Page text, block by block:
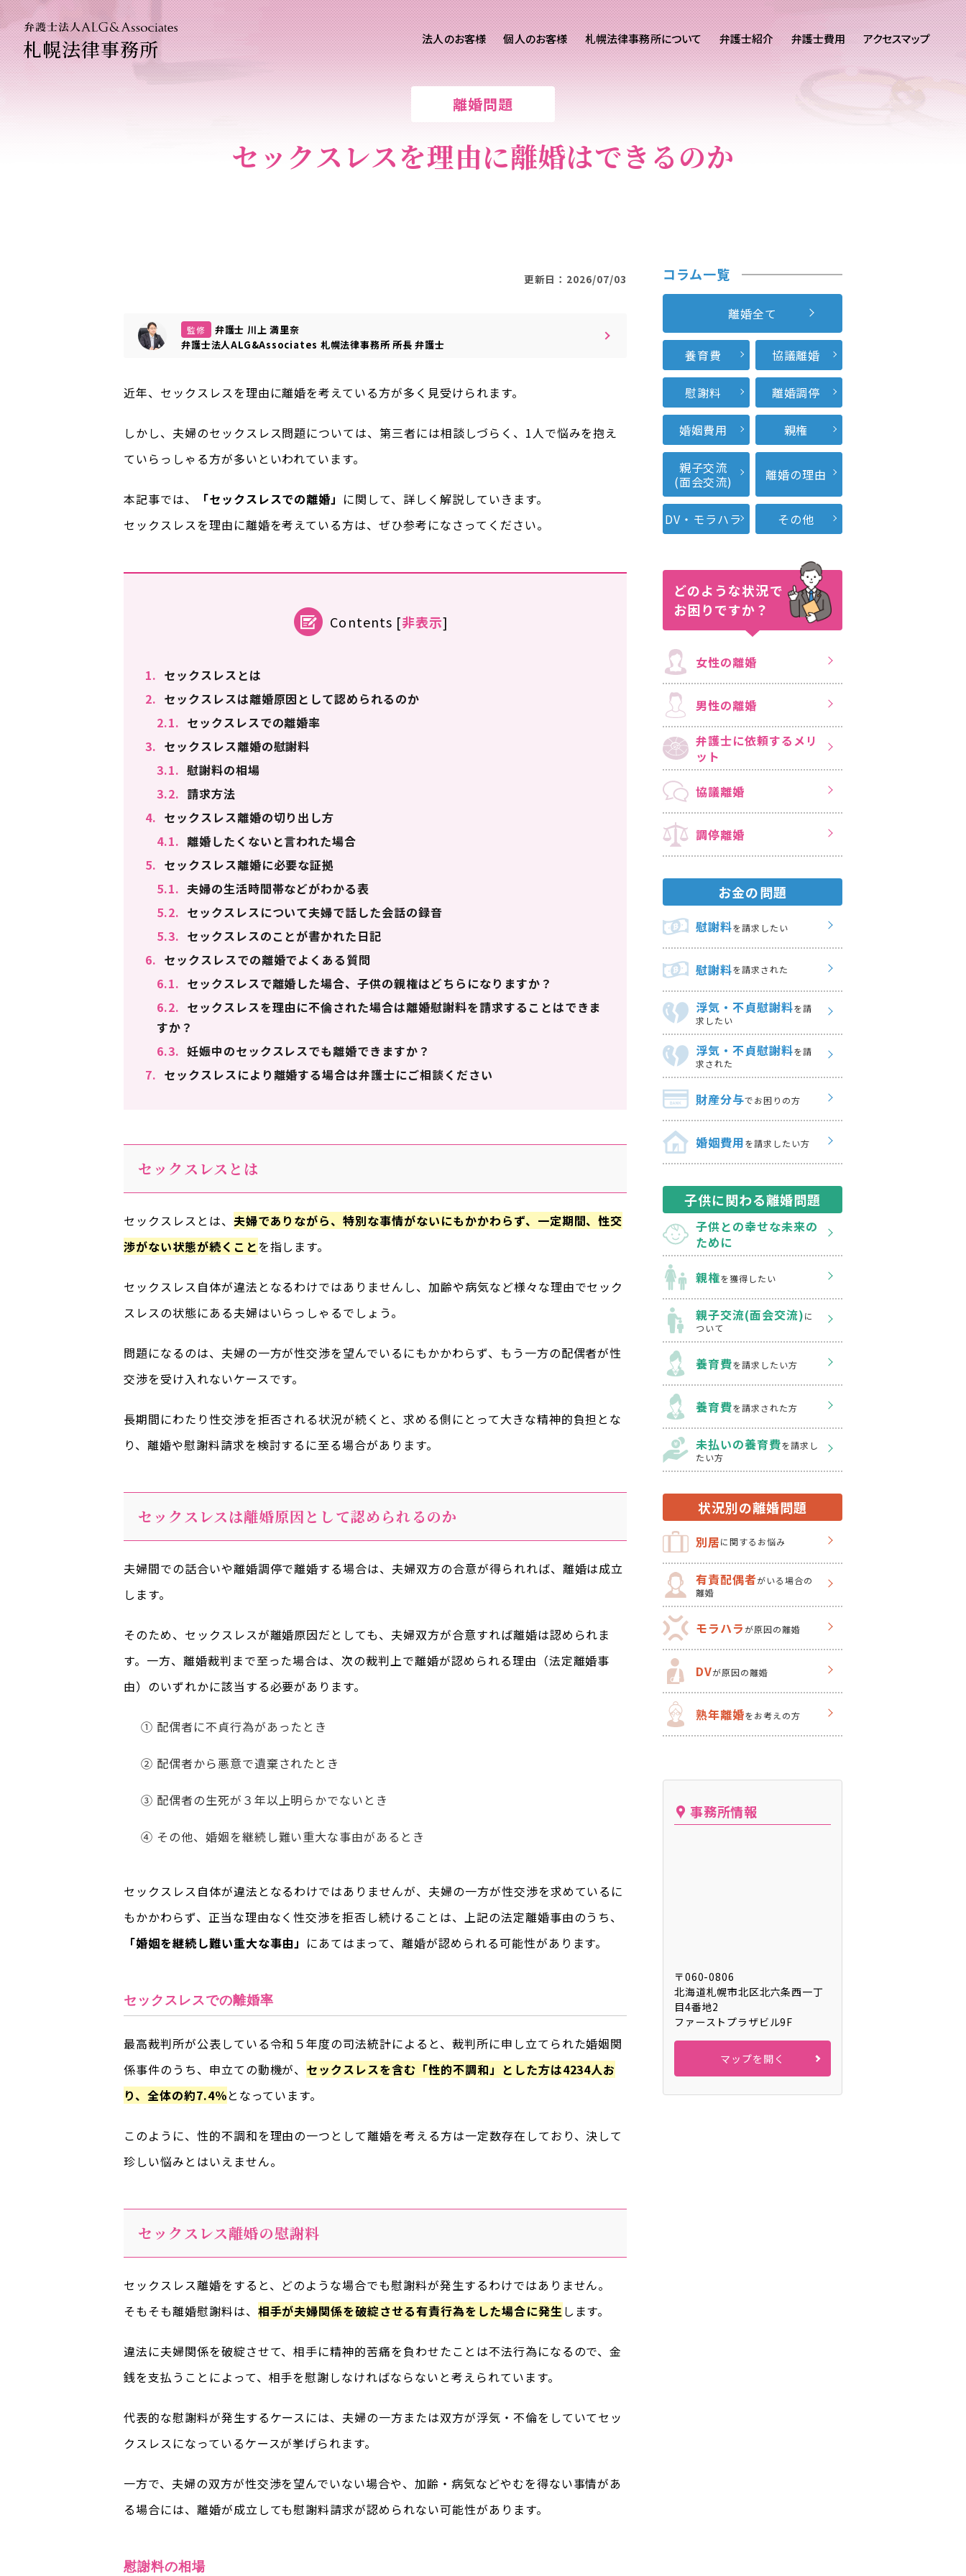
札幌法律事務所 法人のお客様 個人のお客様
個人のお客様ご相談
離婚問題 刑事事件
札幌法律事務所について 弁護士紹介 弁護士費用 アクセスマップ
離婚問題
セックスレスを理由に離婚はできるのか
更新日：2026/07/03
監修
弁護士 川上 満里奈
弁護士法人ALG&Associates 札幌法律事務所所長 弁護士
近年、セックスレスを理由に離婚を考えている方が多く見受けられます。
しかし、夫婦のセックスレス問題については、第三者には相談しづらく、1人で悩みを抱え
ていらっしゃる方が多いといわれています。
本記事では、 「セックスレスでの離婚」 に関して、詳しく解説していきます。
セックスレスを理由に離婚を考えている方は、ぜひ参考になさってください。
Contents [非表示]
1. セックスレスとは
2. セックスレスは離婚原因として認められるのか
2.1. セックスレスでの離婚率
3. セックスレス離婚の慰謝料
3.1. 慰謝料の相場
3.2. 請求方法
4. セックスレス離婚の切り出し方
4.1. 離婚したくないと言われた場合
5. セックスレス離婚に必要な証拠
5.1. 夫婦の生活時間帯などがわかる表
5.2. セックスレスについて夫婦で話した会話の録音
5.3. セックスレスのことが書かれた日記
6. セックスレスでの離婚でよくある質問
6.1. セックスレスで離婚した場合、子供の親権はどちらになりますか？
6.2. セックスレスを理由に不倫された場合は離婚慰謝料を請求することはできま
すか？
6.3. 妊娠中のセックスレスでも離婚できますか？
7. セックスレスにより離婚する場合は弁護士にご相談ください
セックスレスとは
セックスレスとは、 夫婦でありながら、特別な事情がないにもかかわらず、一定期間、性交
渉がない状態が続くことを指します。
セックスレス自体が違法となるわけではありませんし、加齢や病気など様々な理由でセック
スレスの状態にある夫婦はいらっしゃるでしょう。
問題になるのは、夫婦の一方が性交渉を望んでいるにもかかわらず、もう一方の配偶者が性
交渉を受け入れないケースです。
長期間にわたり性交渉を拒否される状況が続くと、求める側にとって大きな精神的負担とな
り、離婚や慰謝料請求を検討するに至る場合があります。
セックスレスは離婚原因として認められるのか
夫婦間での話合いや離婚調停で離婚する場合は、夫婦双方の合意が得られれば、離婚は成立
します。
そのため、セックスレスが離婚原因だとしても、夫婦双方が合意すれば離婚は認められま
す。一方、離婚裁判まで至った場合は、次の裁判上で離婚が認められる理由（法定離婚事
由）のいずれかに該当する必要があります。
① 配偶者に不貞行為があったとき
② 配偶者から悪意で遺棄されたとき
③ 配偶者の生死が３年以上明らかでないとき
④ その他、婚姻を継続し難い重大な事由があるとき
セックスレス自体が違法となるわけではありませんが、夫婦の一方が性交渉を求めているに
もかかわらず、正当な理由なく性交渉を拒否し続けることは、上記の法定離婚事由のうち、
「婚姻を継続し難い重大な事由」 にあてはまって、離婚が認められる可能性があります。
セックスレスでの離婚率
最高裁判所が公表している令和５年度の司法統計によると、裁判所に申し立てられた婚姻関
係事件のうち、申立ての動機が、 セックスレスを含む「性的不調和」とした方は4234人お
り、全体の約7.4％となっています。
このように、性的不調和を理由の一つとして離婚を考える方は一定数存在しており、決して
珍しい悩みとはいえません。
セックスレス離婚の慰謝料
セックスレス離婚をすると、どのような場合でも慰謝料が発生するわけではありません。
そもそも離婚慰謝料は、 相手が夫婦関係を破綻させる有責行為をした場合に発生します。
違法に夫婦関係を破綻させて、相手に精神的苦痛を負わせたことは不法行為になるので、金
銭を支払うことによって、相手を慰謝しなければならないと考えられています。
代表的な慰謝料が発生するケースには、夫婦の一方または双方が浮気・不倫をしていてセッ
クスレスになっているケースが挙げられます。
一方で、夫婦の双方が性交渉を望んでいない場合や、加齢・病気などやむを得ない事情があ
る場合には、離婚が成立しても慰謝料請求が認められない可能性があります。
慰謝料の相場
コラム一覧
離婚全て
養育費 協議離婚
慰謝料 離婚調停
婚姻費用 親権
親子交流
(面会交流)
離婚の理由
DV・モラハラ その他
どのような状況で
お困りですか？
女性の離婚
男性の離婚
弁護士に依頼するメリ
ット
協議離婚
調停離婚
お金の問題
慰謝料を請求したい
慰謝料を請求された
浮気・不貞慰謝料を請
求したい
浮気・不貞慰謝料を請
求された
財産分与でお困りの方
婚姻費用を請求したい方
子供に関わる離婚問題
子供との幸せな未来の
ために
親権を獲得したい
親子交流(面会交流)に
ついて
養育費を請求したい方
養育費を請求された方
未払いの養育費を請求し
たい方
状況別の離婚問題
別居に関するお悩み
有責配偶者がいる場合の
離婚
モラハラが原因の離婚
DVが原因の離婚
熟年離婚をお考えの方
事務所情報
〒060-0806
北海道札幌市北区北六条⻄⼀丁
目4番地2
ファーストプラザビル9F
マップを開く